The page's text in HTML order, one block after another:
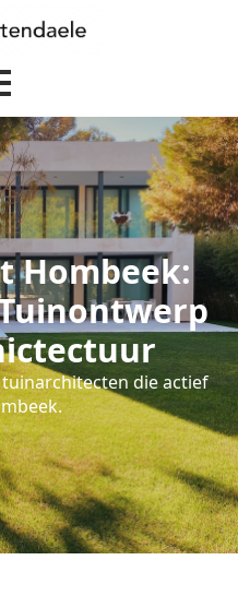
Hombeek:
die actief